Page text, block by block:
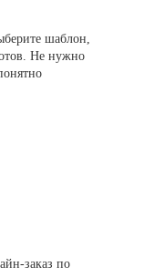
шаблон,
Не нужно
заказ по